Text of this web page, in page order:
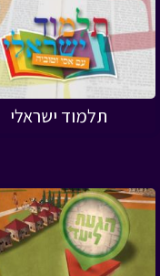
תלמוד ישראלי